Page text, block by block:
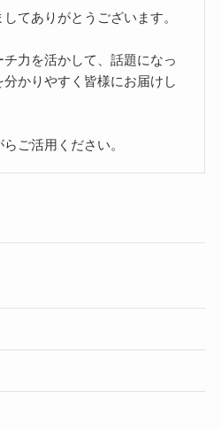
てありがとうございます。
力を活かして、話題になっ
かりやすく皆様にお届けし
ご活用ください。